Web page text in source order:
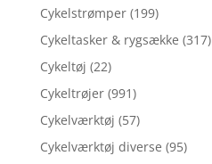
Cykelstrømper (199)
Cykeltasker & rygsække (317)
Cykeltøj (22)
Cykeltrøjer (991)
Cykelværktøj (57)
Cykelværktøj diverse (95)